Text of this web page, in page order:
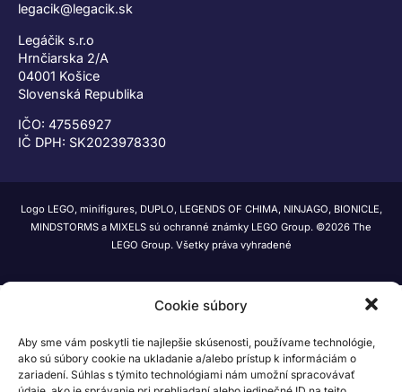
Cookie súbory
Aby sme vám poskytli tie najlepšie skúsenosti, používame technológie,
ako sú súbory cookie na ukladanie a/alebo prístup k informáciám o
zariadení. Súhlas s týmito technológiami nám umožní spracovávať
legacik@legacik.sk
Legáčik s.r.o
Hrnčiarska 2/A
04001 Košice
Slovenská Republika
IČO: 47556927
IČ DPH: SK2023978330
Logo LEGO, minifigures, DUPLO, LEGENDS OF CHIMA, NINJAGO, BIONICLE,
MINDSTORMS a MIXELS sú ochranné známky LEGO Group. ©2026 The
LEGO Group. Všetky práva vyhradené